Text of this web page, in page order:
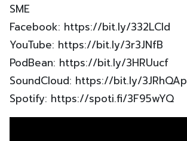
SME
Facebook: https://bit.ly/332LCld
YouTube: https://bit.ly/3r3JNfB
PodBean: https://bit.ly/3HRUucf
SoundCloud: https://bit.ly/3JRhQAp
Spotify: https://spoti.fi/3F95wYQ